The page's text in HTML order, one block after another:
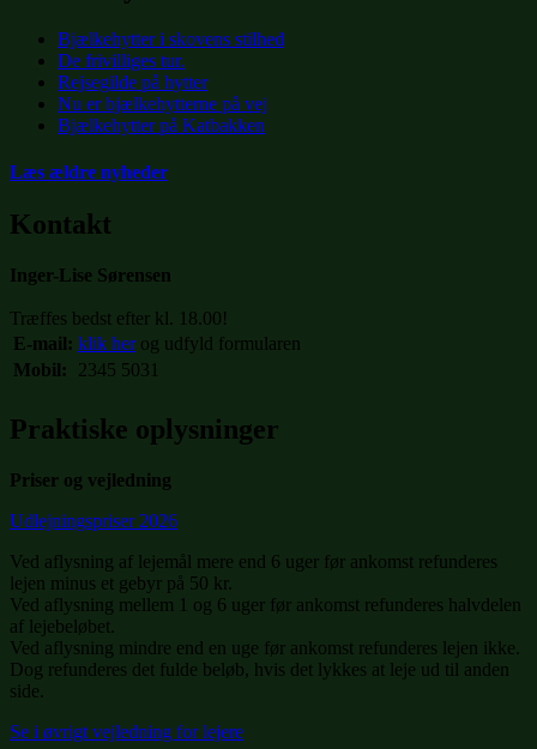
Bjælkehytter i skovens stilhed
De frivilliges tur.
Rejsegilde på hytter
Nu er bjælkehytterne på vej
Bjælkehytter på Katbakken
Læs ældre nyheder
Kontakt
Inger-Lise Sørensen
Træffes bedst efter kl. 18.00!
E-mail: klik herog udfyld formularen
Mobil:
2345 5031
Praktiske oplysninger
Priser og vejledning
Udlejningspriser 2026
Ved aflysning af lejemål mere end 6 uger før ankomst refunderes
lejen minus et gebyr på 50 kr.
Ved aflysning mellem 1 og 6 uger før ankomst refunderes halvdelen
af lejebeløbet.
Ved aflysning mindre end en uge før ankomst refunderes lejen ikke.
Dog refunderes det fulde beløb, hvis det lykkes at leje ud til anden
side.
Se i øvrigt vejledning for lejere